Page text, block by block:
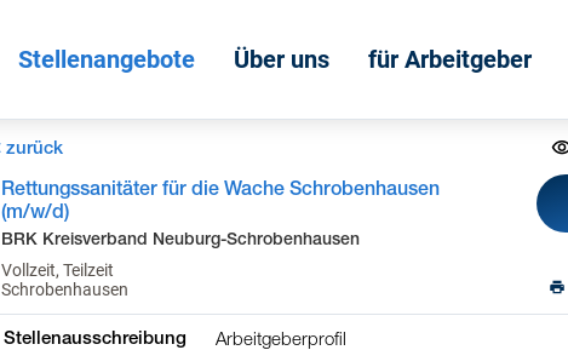
Stellenangebote Über uns für Arbeitgeber
zurück
Rettungssanitäter für die Wache Schrobenhausen
(m/w/d)
BRK Kreisverband Neuburg-Schrobenhausen
Vollzeit, Teilzeit
Schrobenhausen
Stellenausschreibung Arbeitgeberprofil